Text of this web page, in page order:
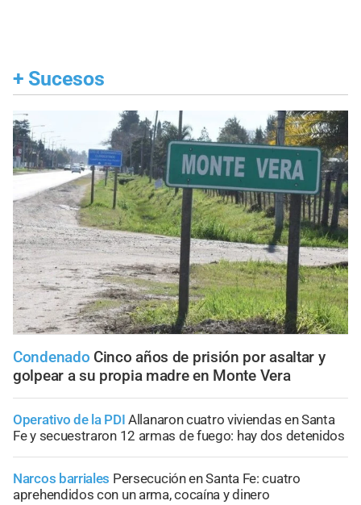
+ Sucesos
Condenado Cinco años de prisión por asaltar y
golpear a su propia madre en Monte Vera
Operativo de la PDI Allanaron cuatro viviendas en Santa
Fe y secuestraron 12 armas de fuego: hay dos detenidos
Narcos barriales Persecución en Santa Fe: cuatro
aprehendidos con un arma, cocaína y dinero